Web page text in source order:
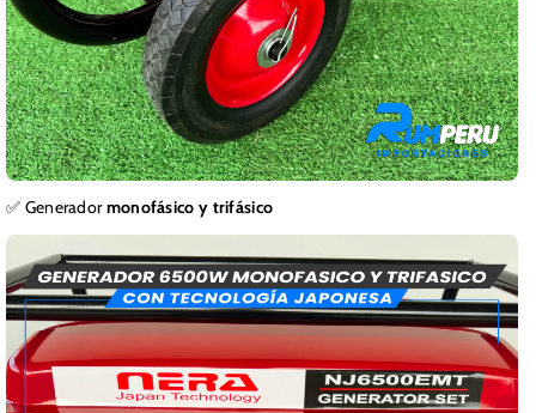
✅ Generadormonofásico y trifásico